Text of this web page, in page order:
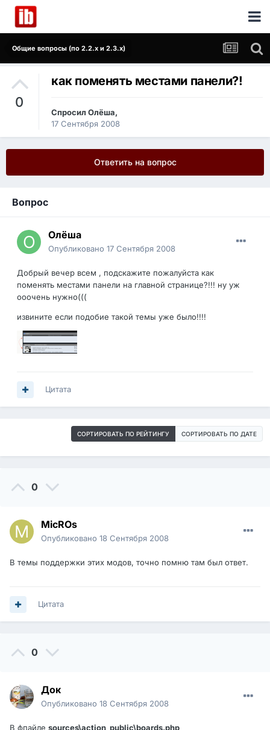
Общие вопросы (по 2.2.x и 2.3.x)
0
как поменять местами панели?!
Спросил Олёша,
17 Сентября 2008
Ответить на вопрос
Вопрос
Олёша
Опубликовано 17 Сентября 2008
Добрый вечер всем , подскажите пожалуйста как
поменять местами панели на главной странице?!!! ну уж
ооочень нужно(((
извините если подобие такой темы уже было!!!!
Цитата
СОРТИРОВАТЬ ПО РЕЙТИНГУ СОРТИРОВАТЬ ПО ДАТЕ
0
MicROs
Опубликовано 18 Сентября 2008
В темы поддержки этих модов, точно помню там был ответ.
Цитата
0
Док
Опубликовано 18 Сентября 2008
В фпайле sources\action_public\boards.php